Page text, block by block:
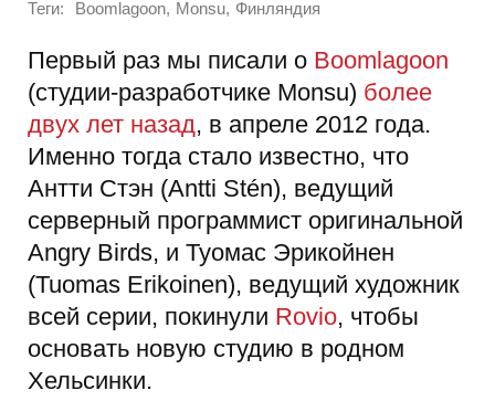
Теги: Boomlagoon, Monsu, Финляндия
Первый раз мы писали о Boomlagoon
(студии-разработчике Monsu) более
двух лет назад, в апреле 2012 года.
Именно тогда стало известно, что
Антти Стэн (Antti Stén), ведущий
серверный программист оригинальной
Angry Birds, и Туомас Эрикойнен
(Tuomas Erikoinen), ведущий художник
всей серии, покинули Rovio, чтобы
основать новую студию в родном
Хельсинки.